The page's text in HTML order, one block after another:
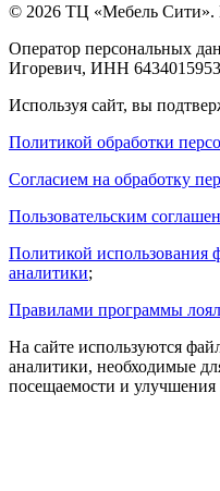
© 2026 ТЦ «Мебель Сити».
Оператор персональных
Игоревич, ИНН
Используя сайт, вы
Политикой обработки
Согласием на обработку
Пользовательским
Политикой использования
аналитики;
Правилами программы
На сайте используются
аналитики, необходимые
посещаемости и улучшения